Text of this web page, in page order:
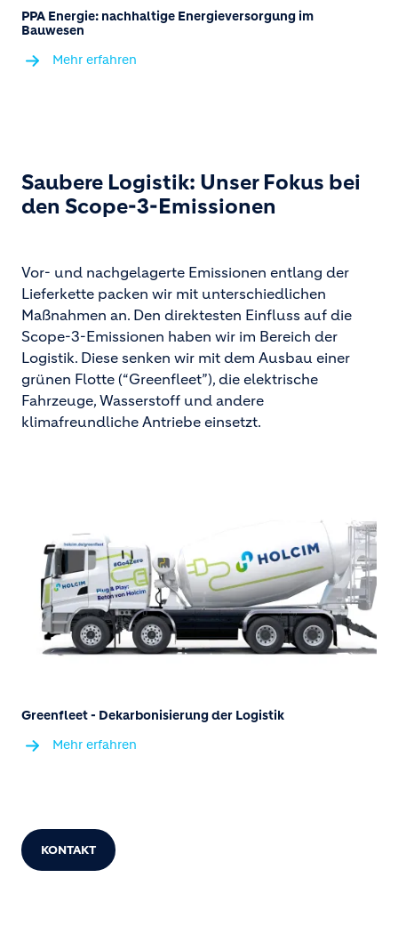
PPA Energie: nachhaltige Energieversorgung im
Bauwesen
Mehr erfahren
Saubere Logistik: Unser Fokus bei
den Scope-3-Emissionen
Vor- und nachgelagerte Emissionen entlang der
Lieferkette packen wir mit unterschiedlichen
Maßnahmen an. Den direktesten Einfluss auf die
Scope-3-Emissionen haben wir im Bereich der
Logistik. Diese senken wir mit dem Ausbau einer
grünen Flotte (“Greenfleet”), die elektrische
Fahrzeuge, Wasserstoff und andere
klimafreundliche Antriebe einsetzt.
Greenfleet - Dekarbonisierung der Logistik
Mehr erfahren
KONTAKT